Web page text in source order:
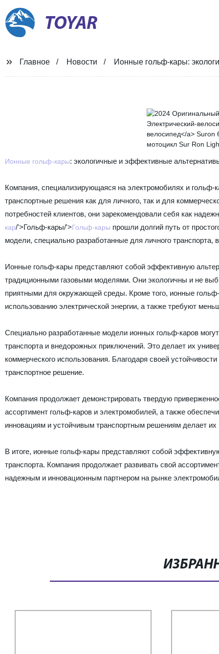
TOYAR
Главное Новости Ионные гольф-кары:
Ионные гольф-кары: экологичные и эффективные
Компания, специализирующаяся на электромобилях и
транспортные решения как для личного, так и для
потребностей клиентов, они зарекомендовали себя как
кар/'>Гольф-кары/'>Гольф-кары прошли долгий путь от
модели, специально разработанные для личного
Ионные гольф-кары представляют собой эффективную
традиционными газовыми моделями. Они экологичны и не
приятными для окружающей среды. Кроме того, ионные
использованию электрической энергии, а также требуют
Специально разработанные модели ионных гольф-каров
транспорта и внедорожных приключений. Это делает их
коммерческого использования. Благодаря своей
транспортное решение.
Компания продолжает демонстрировать твердую
ассортимент гольф-каров и электромобилей, а также
инновациям и устойчивым транспортным решениям делает
В итоге, ионные гольф-кары представляют собой
транспорта. Компания продолжает развивать свой
надежным и инновационным партнером на рынке